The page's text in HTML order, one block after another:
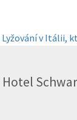
Lyžování v Itálii,
Hotel